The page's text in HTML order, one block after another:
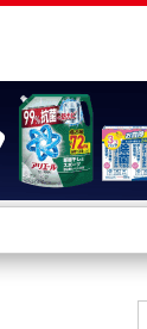
ビス
り置き